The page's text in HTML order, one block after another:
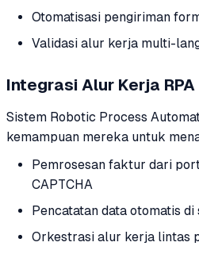
Otomatisasi pengiriman
Validasi alur kerja multi-
Integrasi Alur Kerja RPA
Sistem Robotic Process
kemampuan mereka untuk
Pemrosesan faktur dari
CAPTCHA
Pencatatan data otomatis
Orkestrasi alur kerja lintas